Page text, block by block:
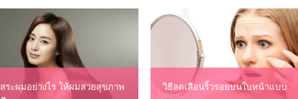
สระผมอย่างไร ให้ผมสวยสุขภาพ
วิธีลดเลือนริ้วรอยบนใบหน้าแบบ